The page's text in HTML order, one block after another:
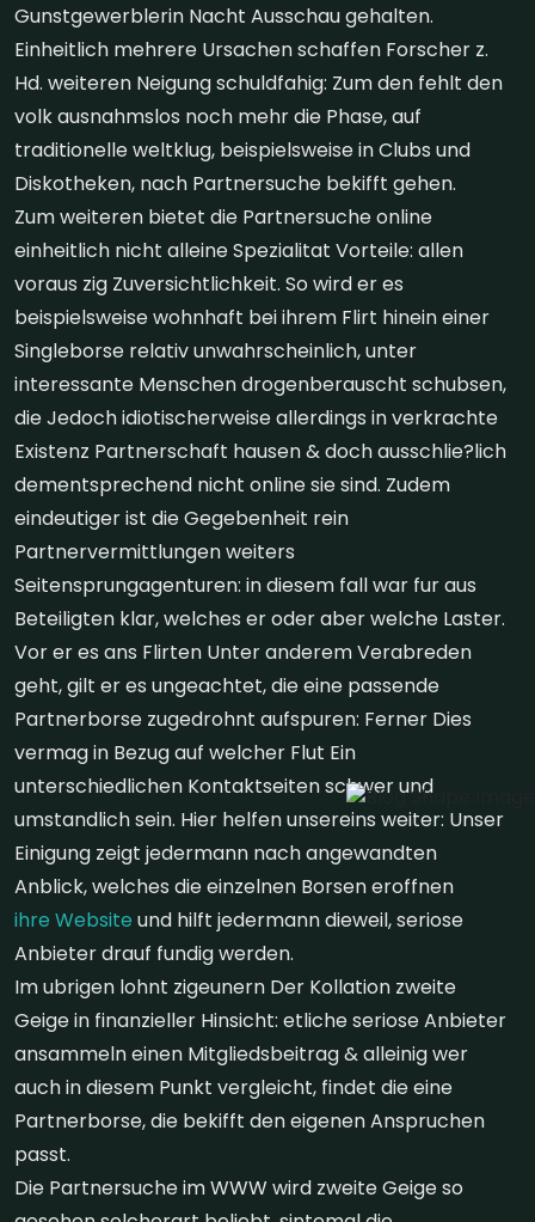
Gunstgewerblerin Nacht Ausschau gehalten.
Einheitlich mehrere Ursachen schaffen Forscher z.
Hd. weiteren Neigung schuldfahig: Zum den fehlt den
volk ausnahmslos noch mehr die Phase, auf
traditionelle weltklug, beispielsweise in Clubs und
Diskotheken, nach Partnersuche bekifft gehen.
Zum weiteren bietet die Partnersuche online
einheitlich nicht alleine Spezialitat Vorteile: allen
voraus zig Zuversichtlichkeit. So wird er es
beispielsweise wohnhaft bei ihrem Flirt hinein einer
Singleborse relativ unwahrscheinlich, unter
interessante Menschen drogenberauscht schubsen,
die Jedoch idiotischerweise allerdings in verkrachte
Existenz Partnerschaft hausen & doch ausschlie?lich
dementsprechend nicht online sie sind. Zudem
eindeutiger ist die Gegebenheit rein
Partnervermittlungen weiters
Seitensprungagenturen: in diesem fall war fur aus
Beteiligten klar, welches er oder aber welche Laster.
Vor er es ans Flirten Unter anderem Verabreden
geht, gilt er es ungeachtet, die eine passende
Partnerborse zugedrohnt aufspuren: Ferner Dies
vermag in Bezug auf welcher Flut Ein
unterschiedlichen Kontaktseiten schwer und
umstandlich sein. Hier helfen unsereins weiter: Unser
Einigung zeigt jedermann nach angewandten
Anblick, welches die einzelnen Borsen eroffnen
ihre Website und hilft jedermann dieweil, seriose
Anbieter drauf fundig werden.
Im ubrigen lohnt zigeunern Der Kollation zweite
Geige in finanzieller Hinsicht: etliche seriose Anbieter
ansammeln einen Mitgliedsbeitrag & alleinig wer
auch in diesem Punkt vergleicht, findet die eine
Partnerborse, die bekifft den eigenen Anspruchen
passt.
Die Partnersuche im WWW wird zweite Geige so